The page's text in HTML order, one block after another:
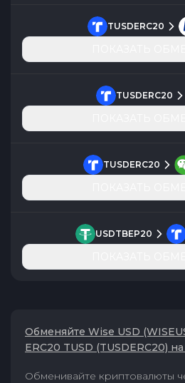
TUSDERC20
TUSDERC20
TUSDERC20
USDTBEP20
Обменяйте Wise USD
ERC20 TUSD (TUSDERC20)
Обменивайте криптовалюты